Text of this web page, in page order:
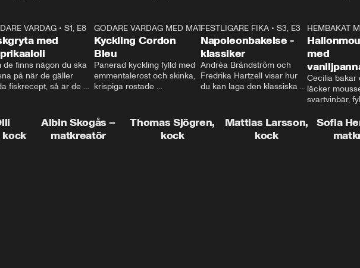
9:22
VARDAG• S1, E8
med
de finns någon du ska
på när de gäller
fiskrecept, så är de
fiskgryta. Den perfekta
som
lika bra alla dagar i
11:35
GODARE VARDAG MED MATTIAS LARSSON•S1, E6
Kyckling Cordon
Bleu
Panerad kyckling fylld med
emmentalerost och skinka,
krispiga rostade
brynt smör och ärtor... Låter
det inte som en given succé
på middagsbordet i veckan?
13:18
FESTLIGARE FIKA •S3, E3
Napoleonbakelse -
klassiker
Andréa Brändström och
Fredrika Hartzell visar hur
du kan laga den klassiska
som imponerar vid varje
tillfälle!
HEMBAKAT
med
Cecilia bakar
läcker
svartvinbär,
som vilar
smulbotten.
allting med
kock
Albin Skogås –
matkreatör
Thomas Sjögren,
kock
Mattias Larsson,
kock
Sofia